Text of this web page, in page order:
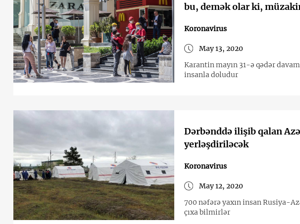
bu, demək olar ki,
Koronavirus
May 13, 2020
Karantin mayın 31-ə qədər
insanla doludur
Dərbənddə ilişib qalan
yerləşdiriləcək
Koronavirus
May 12, 2020
700 nəfərə yaxın insan Rusiya-
çıxa bilmirlər